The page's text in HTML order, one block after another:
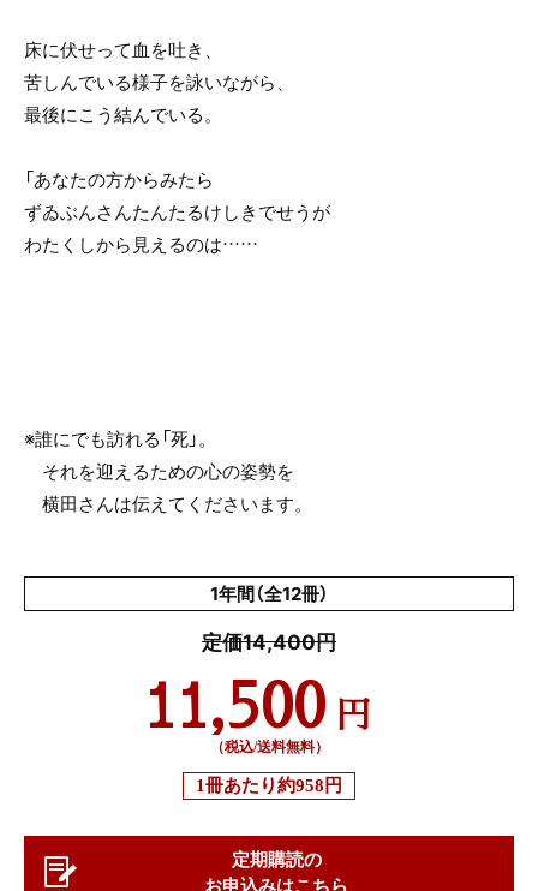
床に伏せって血を吐き、
苦しんでいる様子を詠いながら、
最後にこう結んでいる。
「あなたの方からみたら
ずゐぶんさんたんたるけしきでせうが
わたくしから見えるのは……
※誰にでも訪れる「死」。
それを迎えるための心の姿勢を
横田さんは伝えてくださいます。
1年間（全12冊）
定価14,400円
11,500 円
（税込/送料無料）
1冊あたり約958円
定期購読の
お申込みはこちら